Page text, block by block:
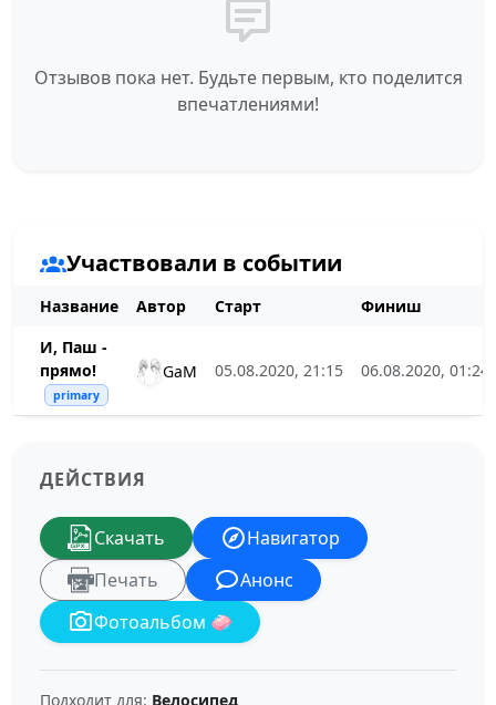
Отзывов пока нет. Будьте первым, кто поделится
впечатлениями!
Участвовали в событии
Название Автор Старт
Финиш
И, Паш -
прямо!
primary
GaM 05.08.2020, 21:15 06.08.2020, 01:24
ДЕЙСТВИЯ
Скачать
Навигатор
Печать
Анонс
Фотоальбом 🧼
Подходит для: Велосипед